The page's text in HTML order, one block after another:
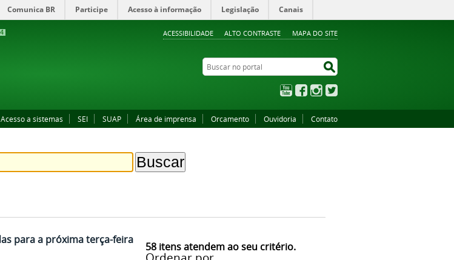
4 ACESSIBILIDADE ALTO CONTRASTE MAPA DO SITE
Comunica BR Participe Acesso à informação Legislação Canais
Buscar no portal
YouTubeFacebookInstagram
Acesso a sistemas SEI SUAP Área de imprensa Orcamento Ouvidoria Contato
58itens atendem ao seu critério.
para a próxima terça-feira,